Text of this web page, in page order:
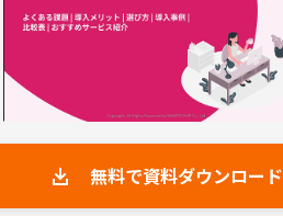
無料で資料ダウンロード